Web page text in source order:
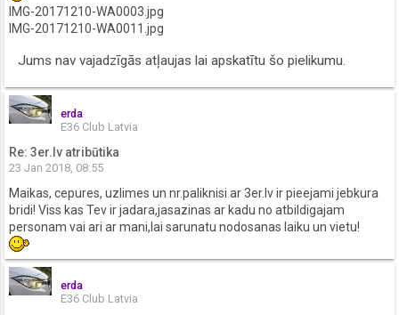
IMG-20171210-WA0003.jpg
IMG-20171210-WA0011.jpg
Jums nav vajadzīgās atļaujas lai apskatītu šo pielikumu.
erda
E36 Club Latvia
Re: 3er.lv atribūtika
23 Jan 2018, 08:55
Maikas, cepures, uzlimes un nr.paliknisi ar 3er.lv ir pieejami jebkura
bridi! Viss kas Tev ir jadara,jasazinas ar kadu no atbildigajam
personam vai ari ar mani,lai sarunatu nodosanas laiku un vietu!
erda
E36 Club Latvia